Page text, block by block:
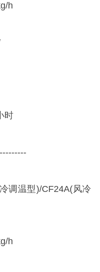
h
时
温型)/CF24A(风冷
h